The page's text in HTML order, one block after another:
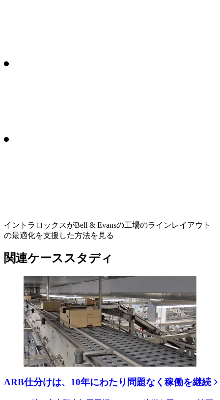
イントラロックスがBell & Evansの工場のラインレイアウト
の最適化を支援した方法を見る
関連ケーススタディ
ARB仕分けは、10年にわたり問題なく稼働を継続